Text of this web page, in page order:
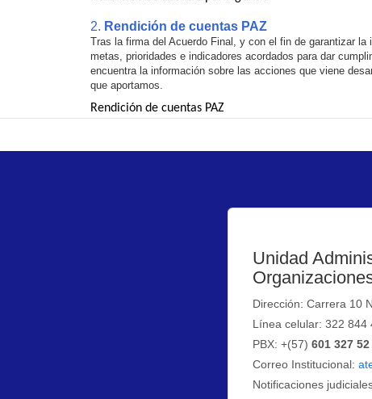
2. Rendición de cuentas PAZ
Tras la firma del Acuerdo Final, y con el fin de garantizar
metas, prioridades e indicadores acordados para dar
encuentra la información sobre las acciones que viene
que aportamos.
Rendición de cuentas PAZ
Unidad
Dirección: Carrera 10
Línea celular: 322 844
PBX: +(57)601 327 52
Correo Institucional:
Notificaciones